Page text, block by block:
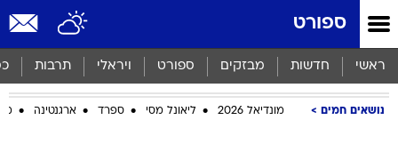
ספורט
ראשי חדשות מבזקים ספורט ויראלי תרבות
נושאים חמים מונדיאל 2026 ליאונל מסי ספרד ארגנטינה